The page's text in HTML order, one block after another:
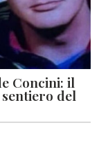
Concini: il
del